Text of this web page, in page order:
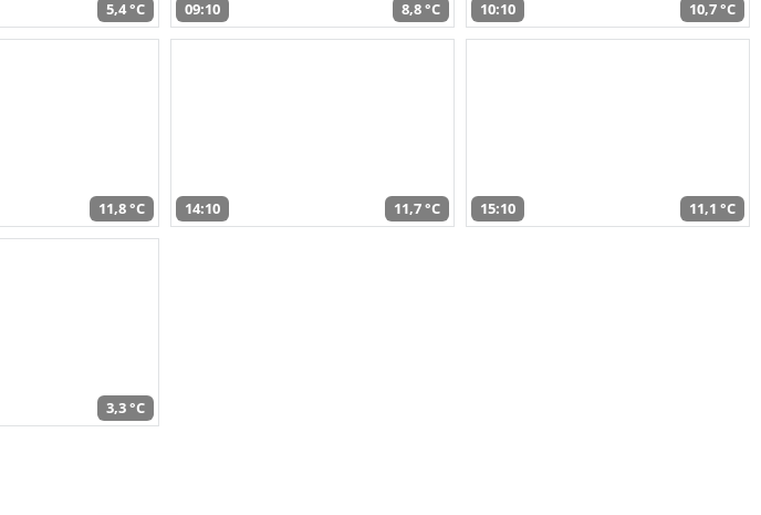
5,4 °C 09:10 8,8 °C 10:10 10,7 °C
11,8 °C 14:10 11,7 °C 15:10 11,1 °C
3,3 °C